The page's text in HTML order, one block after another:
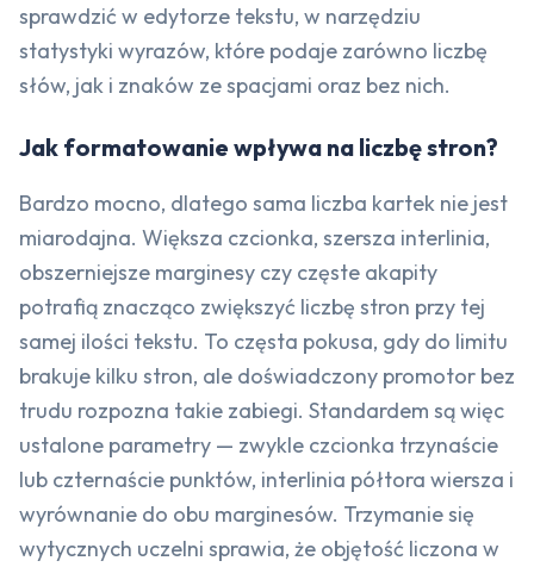
sprawdzić w edytorze tekstu, w narzędziu
statystyki wyrazów, które podaje zarówno liczbę
słów, jak i znaków ze spacjami oraz bez nich.
Jak formatowanie wpływa na liczbę stron?
Bardzo mocno, dlatego sama liczba kartek nie jest
miarodajna. Większa czcionka, szersza interlinia,
obszerniejsze marginesy czy częste akapity
potrafią znacząco zwiększyć liczbę stron przy tej
samej ilości tekstu. To częsta pokusa, gdy do limitu
brakuje kilku stron, ale doświadczony promotor bez
trudu rozpozna takie zabiegi. Standardem są więc
ustalone parametry — zwykle czcionka trzynaście
lub czternaście punktów, interlinia półtora wiersza i
wyrównanie do obu marginesów. Trzymanie się
wytycznych uczelni sprawia, że objętość liczona w